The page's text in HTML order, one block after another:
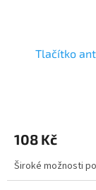
Tlačítko
108 Kč
Široké možnosti